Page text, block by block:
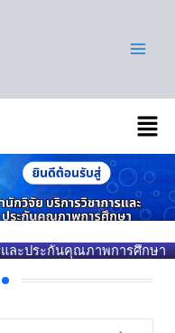
เมนู
ละประกันคุณภาพการศึกษา